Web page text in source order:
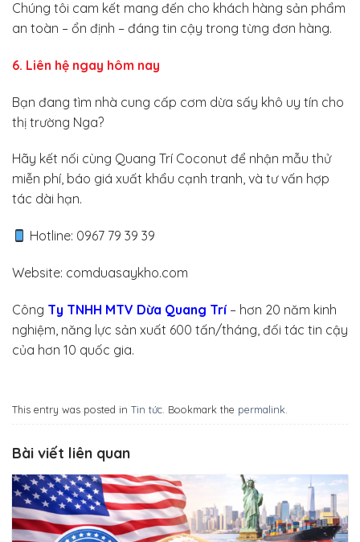
Chúng tôi cam kết mang đến cho khách hàng sản phẩm
an toàn – ổn định – đáng tin cậy trong từng đơn hàng.
6. Liên hệ ngay hôm nay
Bạn đang tìm nhà cung cấp cơm dừa sấy khô uy tín cho
thị trường Nga?
Hãy kết nối cùng Quang Trí Coconut để nhận mẫu thử
miễn phí, báo giá xuất khẩu cạnh tranh, và tư vấn hợp
tác dài hạn.
Hotline: 0967 79 39 39
Website: comduasaykho.com
Công Ty TNHH MTV Dừa Quang Trí– hơn 20 năm kinh
nghiệm, năng lực sản xuất 600 tấn/tháng, đối tác tin cậy
của hơn 10 quốc gia.
This entry was posted in Tin tức . Bookmark the permalink
Bài viết liên quan